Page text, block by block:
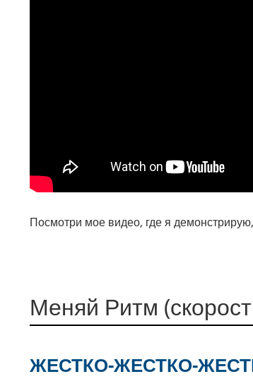
Посмотри мое видео, где я
Меняй Ритм
ЖЕСТКО-ЖЕСТКО-